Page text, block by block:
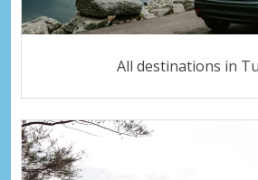
All destinations in